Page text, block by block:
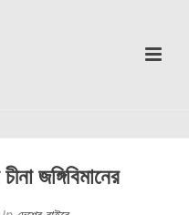
জঙ্গিবিমানের